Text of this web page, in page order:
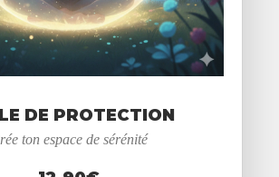
DE PROTECTION
ton espace de sérénité